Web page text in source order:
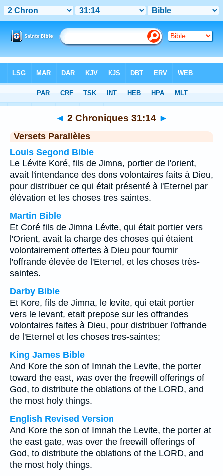
>Chapitre 31 > Verset 14
◄ 2 Chroniques 31:14 ►
Versets Parallèles
Louis Segond Bible
Le Lévite Koré, fils de Jimna, portier de l'orient,
avait l'intendance des dons volontaires faits à Dieu,
pour distribuer ce qui était présenté à l'Eternel par
élévation et les choses très saintes.
Martin Bible
Et Coré fils de Jimna Lévite, qui était portier vers
l'Orient, avait la charge des choses qui étaient
volontairement offertes à Dieu pour fournir
l'offrande élevée de l'Eternel, et les choses très-
saintes.
Darby Bible
Et Kore, fils de Jimna, le levite, qui etait portier
vers le levant, etait prepose sur les offrandes
volontaires faites à Dieu, pour distribuer l'offrande
de l'Eternel et les choses tres-saintes;
King James Bible
And Kore the son of Imnah the Levite, the porter
toward the east, was over the freewill offerings of
God, to distribute the oblations of the LORD, and
the most holy things.
English Revised Version
And Kore the son of Imnah the Levite, the porter at
the east gate, was over the freewill offerings of
God, to distribute the oblations of the LORD, and
the most holy things.